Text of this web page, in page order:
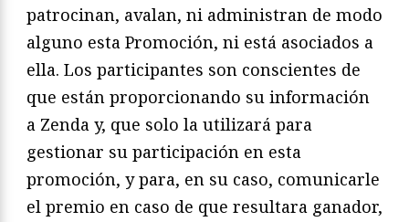
patrocinan, avalan, ni administran de modo
alguno esta Promoción, ni está asociados a
ella. Los participantes son conscientes de
que están proporcionando su información
a Zenda y, que solo la utilizará para
gestionar su participación en esta
promoción, y para, en su caso, comunicarle
el premio en caso de que resultara ganador,